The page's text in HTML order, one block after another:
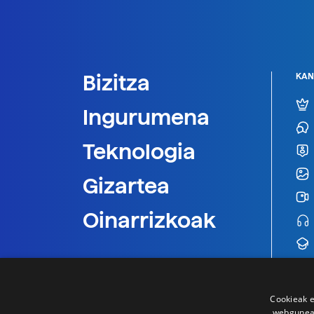
Bizitza
Ingurumena
Teknologia
Gizartea
Oinarrizkoak
Cookieak